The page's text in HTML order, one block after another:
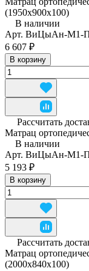
(1950x900x100)
В наличии
Арт. ВиЦыАн-М1-
6 607 ₽
В корзину
Рассчитать
Матрац
В наличии
Арт. ВиЦыАн-М1-
5 193 ₽
В корзину
Рассчитать
Матрац
(2000x840x100)